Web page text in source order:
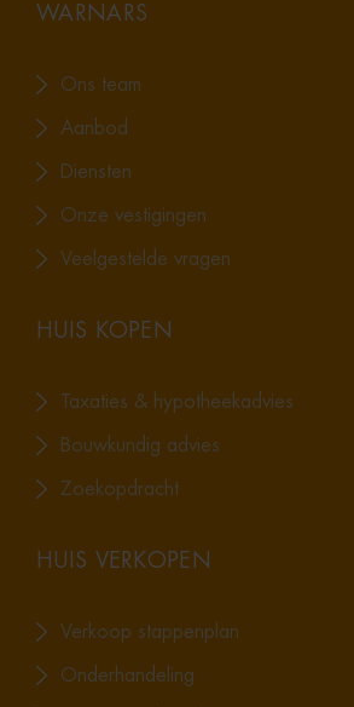
WARNARS
Ons team
Aanbod
Diensten
Onze vestigingen
Veelgestelde vragen
HUIS KOPEN
Taxaties & hypotheekadvies
Bouwkundig advies
Zoekopdracht
HUIS VERKOPEN
Verkoop stappenplan
Onderhandeling